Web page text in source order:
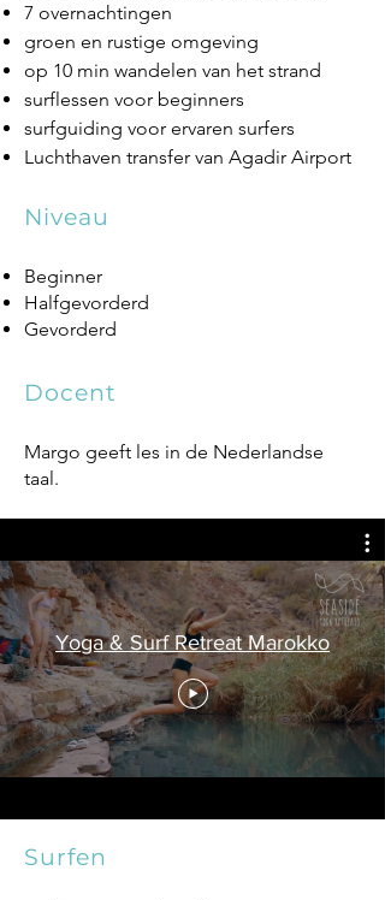
7 overnachtingen
groen en rustige omgeving
op 10 min wandelen van het strand
surflessen voor beginners
surfguiding voor ervaren surfers
Luchthaven transfer van Agadir Airport
Niveau
Beginner
Halfgevorderd
Gevorderd
Docent
Margo geeft les in de Nederlandse
taal.
Yoga & Surf Retreat Marokko
Surfen